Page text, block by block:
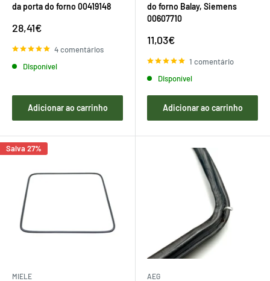
da porta do forno 00419148
Preço
venda
28,41€
4 comentários
Disponível
Adicionar ao carrinho
do forno Balay, Siemens
00607710
Preço
venda
11,03€
1 comentário
Disponível
Adicionar ao carrinho
Salva 27%
MIELE AEG